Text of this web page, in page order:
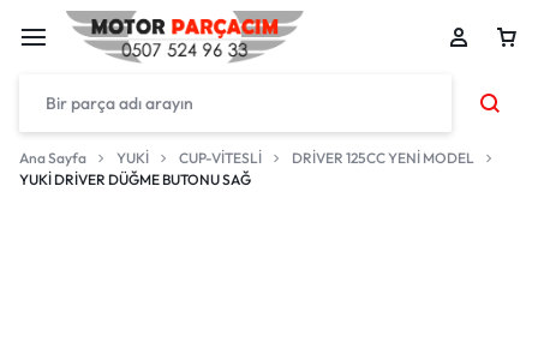
Ana Sayfa YUKİ CUP-VİTESLİ
DRİVER 125CC YENİ MODEL
YUKİ DRİVER DÜĞME BUTONU SAĞ